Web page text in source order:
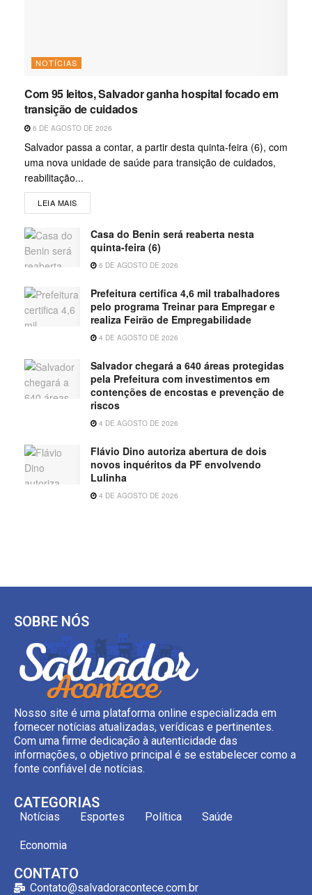
NOTÍCIAS
Com 95 leitos, Salvador ganha hospital focado em
transição de cuidados
6 DE AGOSTO DE 2026
Salvador passa a contar, a partir desta quinta-feira (6), com
uma nova unidade de saúde para transição de cuidados,
reabilitação...
LEIA MAIS
Casa do Benin será reaberta nesta
quinta-feira (6)
6 DE AGOSTO DE 2026
Prefeitura certifica 4,6 mil trabalhadores
pelo programa Treinar para Empregar e
realiza Feirão de Empregabilidade
4 DE AGOSTO DE 2026
Salvador chegará a 640 áreas protegidas
pela Prefeitura com investimentos em
contenções de encostas e prevenção de
riscos
4 DE AGOSTO DE 2026
Flávio Dino autoriza abertura de dois
novos inquéritos da PF envolvendo
Lulinha
4 DE AGOSTO DE 2026
SOBRE NÓS
Nosso site é uma plataforma online especializada em
fornecer notícias atualizadas, verídicas e pertinentes.
Com uma firme dedicação à autenticidade das
informações, o objetivo principal é se estabelecer como a
fonte confiável de notícias.
CATEGORIAS
Notícias Esportes Política Saúde
Economia
CONTATO
Contato@salvadoracontece.com.br